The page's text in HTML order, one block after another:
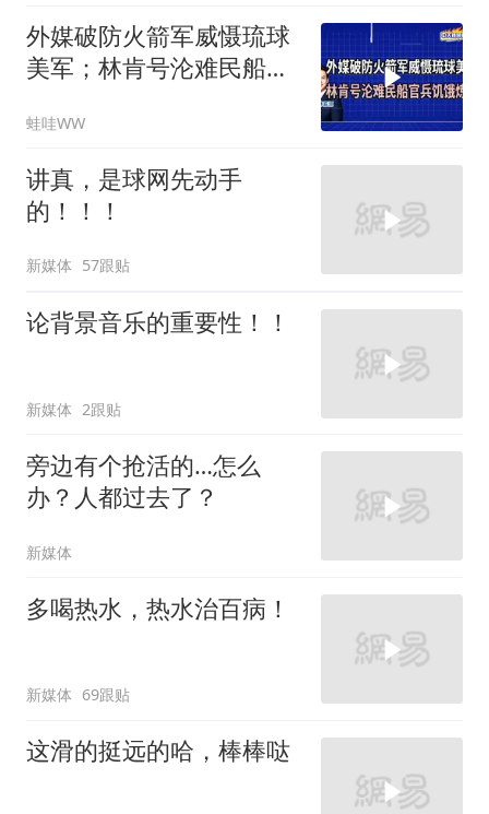
外媒破防火箭军威慑琉球
美军；林肯号沦难民船官
亮.栗正杰｜辣晚报
20260807
蛙哇WW
讲真，是球网先动手
的！！！
新媒体 57跟贴
论背景音乐的重要性！！
新媒体 2跟贴
旁边有个抢活的…怎么
办？人都过去了？
新媒体
多喝热水，热水治百病！
新媒体 69跟贴
这滑的挺远的哈，棒棒哒